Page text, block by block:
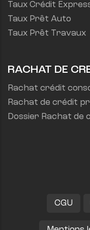
Taux Crédit
Taux Prêt Auto
Taux Prêt Travaux
RACHAT DE
Rachat crédit
Rachat de crédit
Dossier Rachat de
CGU